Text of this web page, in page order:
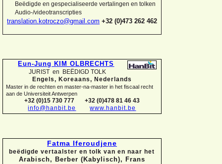
Beëdigde en gespecialiseerde vertalingen en tolken
Audio-/videotranscripties
translation.kotroczo@gmail.com +32 (0)473 262 462
Eun-Jung KIM OLBRECHTS
JURIST en BEËDIGD TOLK
Engels, Koreaans, Nederlands
Master in de rechten en master-na-master in het fiscaal recht
aan de Universiteit Antwerpen
+32 (0)15 730 777
+32 (0)478 81 46 43
info@hanbit.be
www.hanbit.be
Fatma Iferoudjene
beëdigde vertaalster en tolk van en naar het
Arabisch, Berber (Kabylisch), Frans